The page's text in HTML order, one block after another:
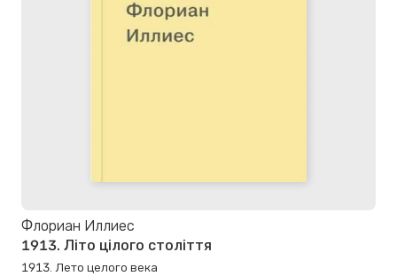
Флориан Иллиес
1913. Літо цілого століття
1913. Лето целого века